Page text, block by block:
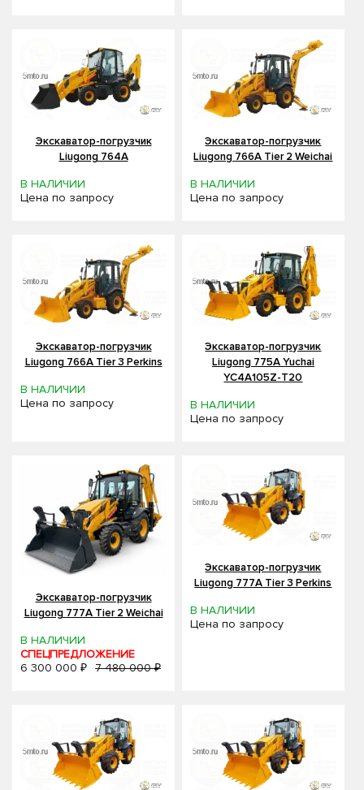
Экскаватор-погрузчик
Liugong 764A
В НАЛИЧИИ
Цена по запросу
Экскаватор-погрузчик
Liugong 766A Tier 2 Weichai
В НАЛИЧИИ
Цена по запросу
Экскаватор-погрузчик
Liugong 766A Tier 3 Perkins
В НАЛИЧИИ
Цена по запросу
Экскаватор-погрузчик
Liugong 775A Yuchai
YC4A105Z-T20
В НАЛИЧИИ
Цена по запросу
Экскаватор-погрузчик
Liugong 777A Tier 2 Weichai
В НАЛИЧИИ
СПЕЦПРЕДЛОЖЕНИЕ
6 300 000 ₽ 7 480 000 ₽
Экскаватор-погрузчик
Liugong 777A Tier 3 Perkins
В НАЛИЧИИ
Цена по запросу